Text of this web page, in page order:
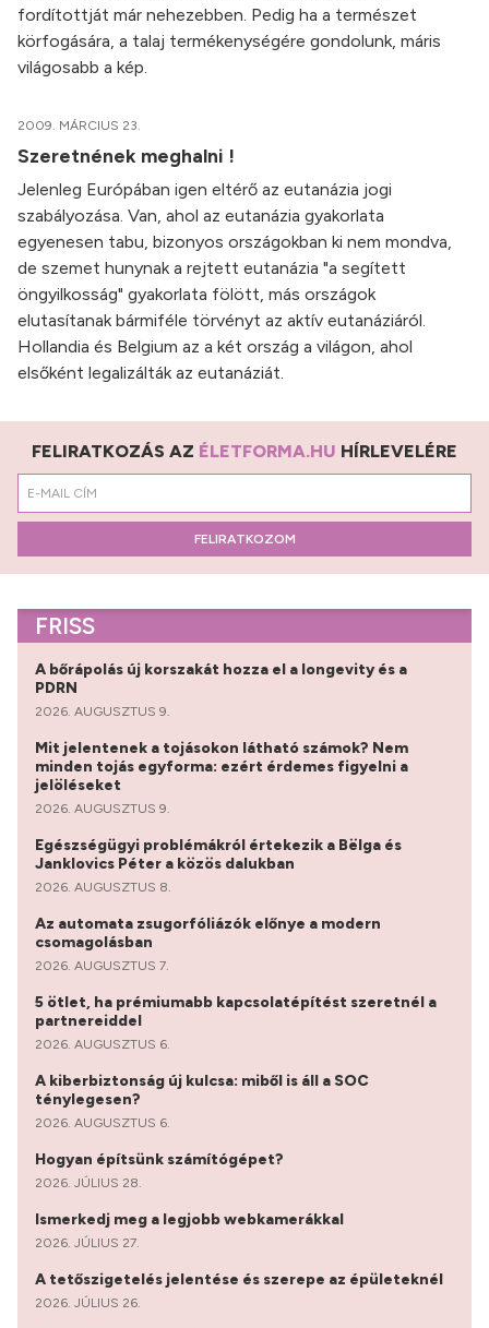
fordítottját már nehezebben. Pedig ha a természet
körfogására, a talaj termékenységére gondolunk, máris
világosabb a kép.
2009. MÁRCIUS 23.
Szeretnének meghalni !
Jelenleg Európában igen eltérő az eutanázia jogi
szabályozása. Van, ahol az eutanázia gyakorlata
egyenesen tabu, bizonyos országokban ki nem mondva,
de szemet hunynak a rejtett eutanázia "a segített
öngyilkosság" gyakorlata fölött, más országok
elutasítanak bármiféle törvényt az aktív eutanáziáról.
Hollandia és Belgium az a két ország a világon, ahol
elsőként legalizálták az eutanáziát.
FELIRATKOZÁS AZ ÉLETFORMA.HU HÍRLEVELÉRE
FELIRATKOZOM
FRISS
A bőrápolás új korszakát hozza el a longevity és a
PDRN
2026. AUGUSZTUS 9.
Mit jelentenek a tojásokon látható számok? Nem
minden tojás egyforma: ezért érdemes figyelni a
jelöléseket
2026. AUGUSZTUS 9.
Egészségügyi problémákról értekezik a Bëlga és
Janklovics Péter a közös dalukban
2026. AUGUSZTUS 8.
Az automata zsugorfóliázók előnye a modern
csomagolásban
2026. AUGUSZTUS 7.
5 ötlet, ha prémiumabb kapcsolatépítést szeretnél a
partnereiddel
2026. AUGUSZTUS 6.
A kiberbiztonság új kulcsa: miből is áll a SOC
ténylegesen?
2026. AUGUSZTUS 6.
Hogyan építsünk számítógépet?
2026. JÚLIUS 28.
Ismerkedj meg a legjobb webkamerákkal
2026. JÚLIUS 27.
A tetőszigetelés jelentése és szerepe az épületeknél
2026. JÚLIUS 26.